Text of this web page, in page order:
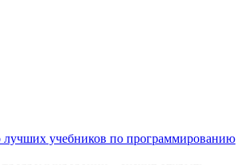
учебников по программированию